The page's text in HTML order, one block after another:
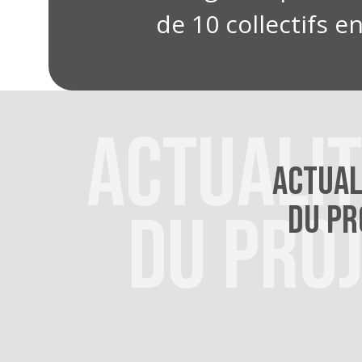
de 10 collectifs
DU
DU